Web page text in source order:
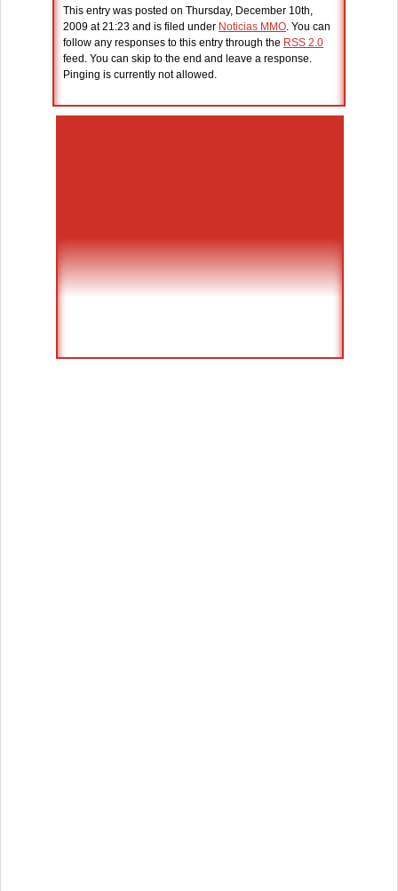
This entry was posted on Thursday, December 10th,
2009 at 21:23 and is filed under Noticias MMO. You can
follow any responses to this entry through the RSS 2.0
feed. You can skip to the end and leave a response.
Pinging is currently not allowed.